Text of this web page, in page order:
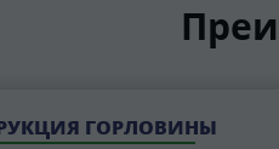
ГОРЛОВИНЫ